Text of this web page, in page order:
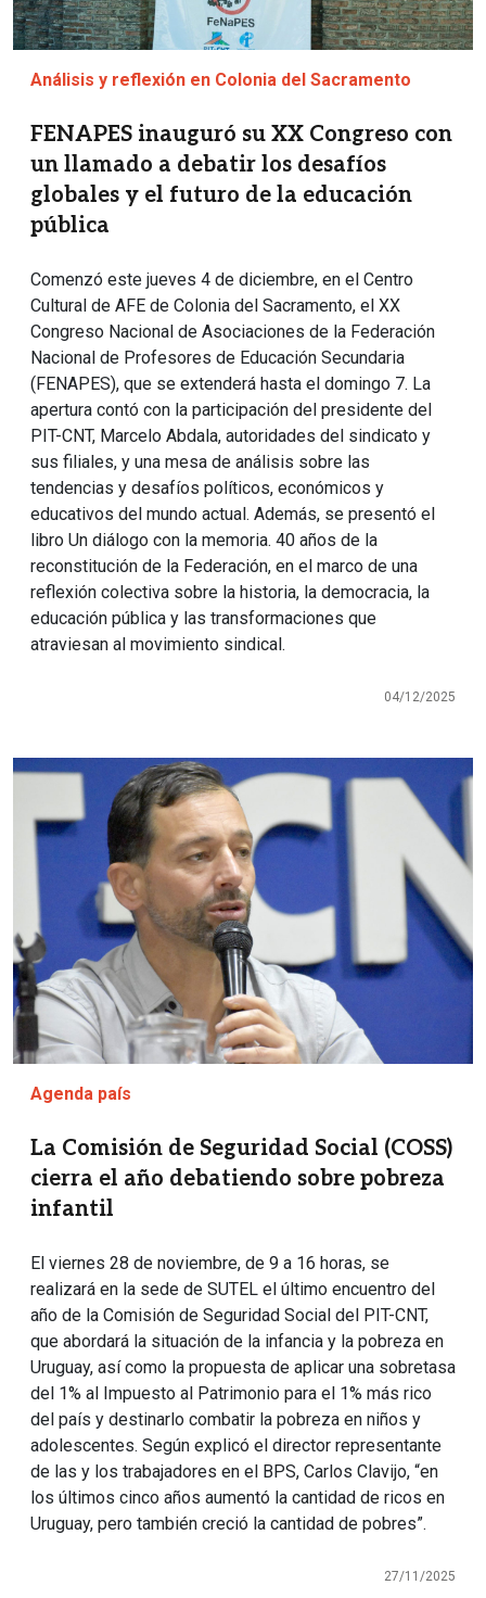
Análisis y reflexión en Colonia del Sacramento
FENAPES inauguró su XX Congreso con
un llamado a debatir los desafíos
globales y el futuro de la educación
pública
Comenzó este jueves 4 de diciembre, en el Centro
Cultural de AFE de Colonia del Sacramento, el XX
Congreso Nacional de Asociaciones de la Federación
Nacional de Profesores de Educación Secundaria
(FENAPES), que se extenderá hasta el domingo 7. La
apertura contó con la participación del presidente del
PIT-CNT, Marcelo Abdala, autoridades del sindicato y
sus filiales, y una mesa de análisis sobre las
tendencias y desafíos políticos, económicos y
educativos del mundo actual. Además, se presentó el
libro Un diálogo con la memoria. 40 años de la
reconstitución de la Federación, en el marco de una
reflexión colectiva sobre la historia, la democracia, la
educación pública y las transformaciones que
atraviesan al movimiento sindical.
04/12/2025
Imagen
Agenda país
La Comisión de Seguridad Social (COSS)
cierra el año debatiendo sobre pobreza
infantil
El viernes 28 de noviembre, de 9 a 16 horas, se
realizará en la sede de SUTEL el último encuentro del
año de la Comisión de Seguridad Social del PIT-CNT,
que abordará la situación de la infancia y la pobreza en
Uruguay, así como la propuesta de aplicar una sobretasa
del 1% al Impuesto al Patrimonio para el 1% más rico
del país y destinarlo combatir la pobreza en niños y
adolescentes. Según explicó el director representante
de las y los trabajadores en el BPS, Carlos Clavijo, “en
los últimos cinco años aumentó la cantidad de ricos en
Uruguay, pero también creció la cantidad de pobres”.
27/11/2025